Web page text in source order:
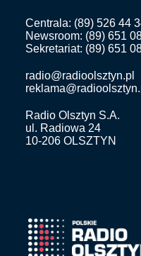
Centrala: (89) 526 44
Newsroom: (89) 651
Sekretariat: (89) 651
radio@radioolsztyn.pl
Radio Olsztyn S.A.
ul. Radiowa 24
10-206 OLSZTYN